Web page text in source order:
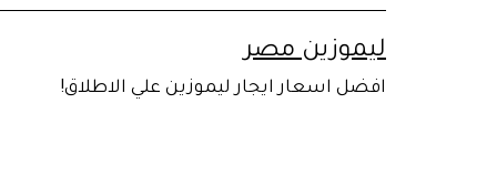
ليموزين مصر
افضل اسعار ايجار ليموزين علي الاطلاق!